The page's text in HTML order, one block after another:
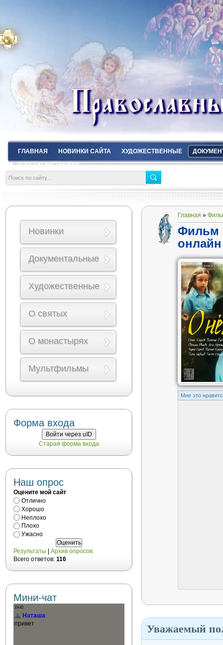
ГЛАВНАЯ НОВИНКИ САЙТА ХУДОЖЕСТВЕННЫЕ
КОРОТКОМЕТРАЖКИ
Главная »
Фильм
онлайн
Mне это
Уважаемый
Новинки
Документальные
Художественные
О святых
О монастырях
Мультфильмы
Форма входа
Войти через uID
Старая форма входа
Наш опрос
Оцените мой сайт
Отлично
Хорошо
Неплохо
Плохо
Ужасно
Результаты
Архив опросов
Всего ответов: 116
Мини-чат